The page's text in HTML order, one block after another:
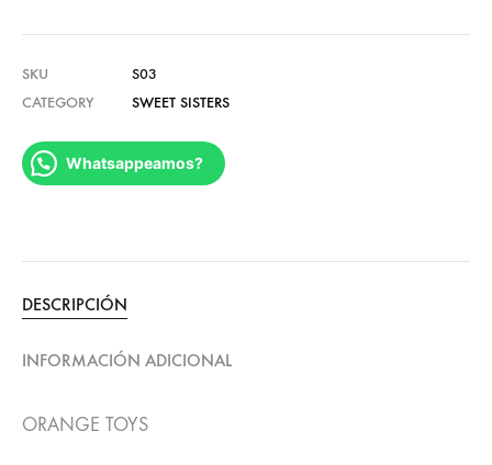
SKU
S03
CATEGORY
SWEET SISTERS
Whatsappeamos?
DESCRIPCIÓN
INFORMACIÓN ADICIONAL
ORANGE TOYS